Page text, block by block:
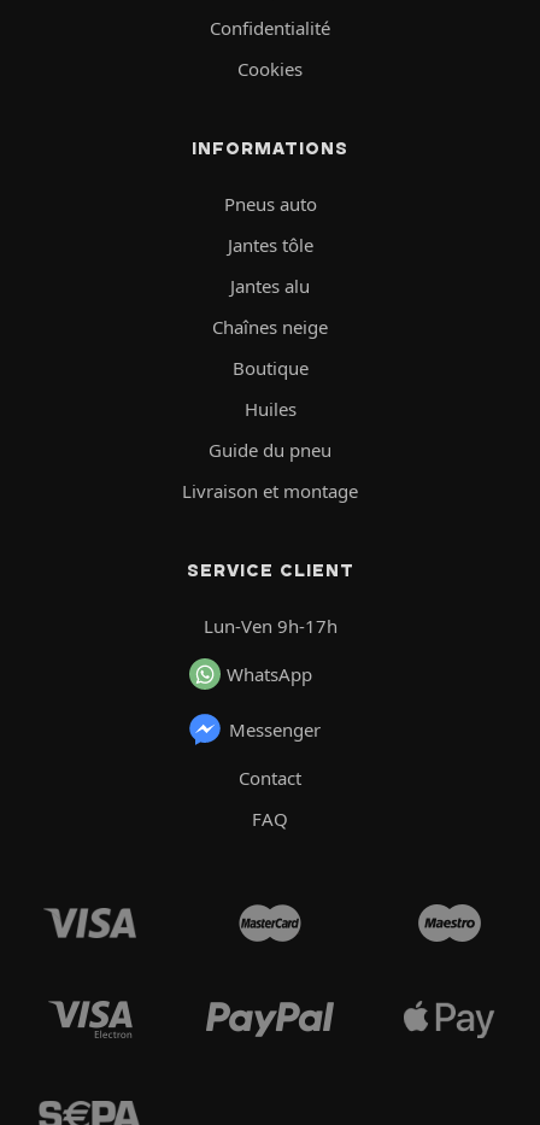
Confidentialité
Cookies
INFORMATIONS
Pneus auto
Jantes tôle
Jantes alu
Chaînes neige
Boutique
Huiles
Guide du pneu
Livraison et montage
SERVICE CLIENT
Lun-Ven 9h-17h
WhatsApp
Messenger
Contact
FAQ